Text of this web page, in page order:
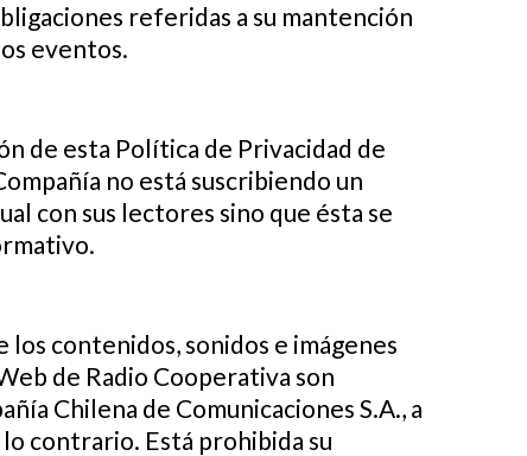
referidas a su mantención
eventos.
de esta Política de Privacidad de
no está suscribiendo un
con sus lectores sino que ésta se
los contenidos, sonidos e imágenes
de Radio Cooperativa son
Chilena de Comunicaciones S.A., a
contrario. Está prohibida su